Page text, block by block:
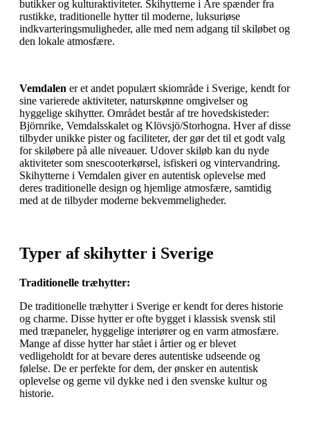
butikker og kulturaktiviteter. Skihytterne i Åre spænder fra
rustikke, traditionelle hytter til moderne, luksuriøse
indkvarteringsmuligheder, alle med nem adgang til skiløbet og
den lokale atmosfære.
Vemdalen er et andet populært skiområde i Sverige, kendt for
sine varierede aktiviteter, naturskønne omgivelser og
hyggelige skihytter. Området består af tre hovedskisteder:
Björnrike, Vemdalsskalet og Klövsjö/Storhogna. Hver af disse
tilbyder unikke pister og faciliteter, der gør det til et godt valg
for skiløbere på alle niveauer. Udover skiløb kan du nyde
aktiviteter som snescooterkørsel, isfiskeri og vintervandring.
Skihytterne i Vemdalen giver en autentisk oplevelse med
deres traditionelle design og hjemlige atmosfære, samtidig
med at de tilbyder moderne bekvemmeligheder.
Typer af skihytter i Sverige
Traditionelle træhytter:
De traditionelle træhytter i Sverige er kendt for deres historie
og charme. Disse hytter er ofte bygget i klassisk svensk stil
med træpaneler, hyggelige interiører og en varm atmosfære.
Mange af disse hytter har stået i årtier og er blevet
vedligeholdt for at bevare deres autentiske udseende og
følelse. De er perfekte for dem, der ønsker en autentisk
oplevelse og gerne vil dykke ned i den svenske kultur og
historie.